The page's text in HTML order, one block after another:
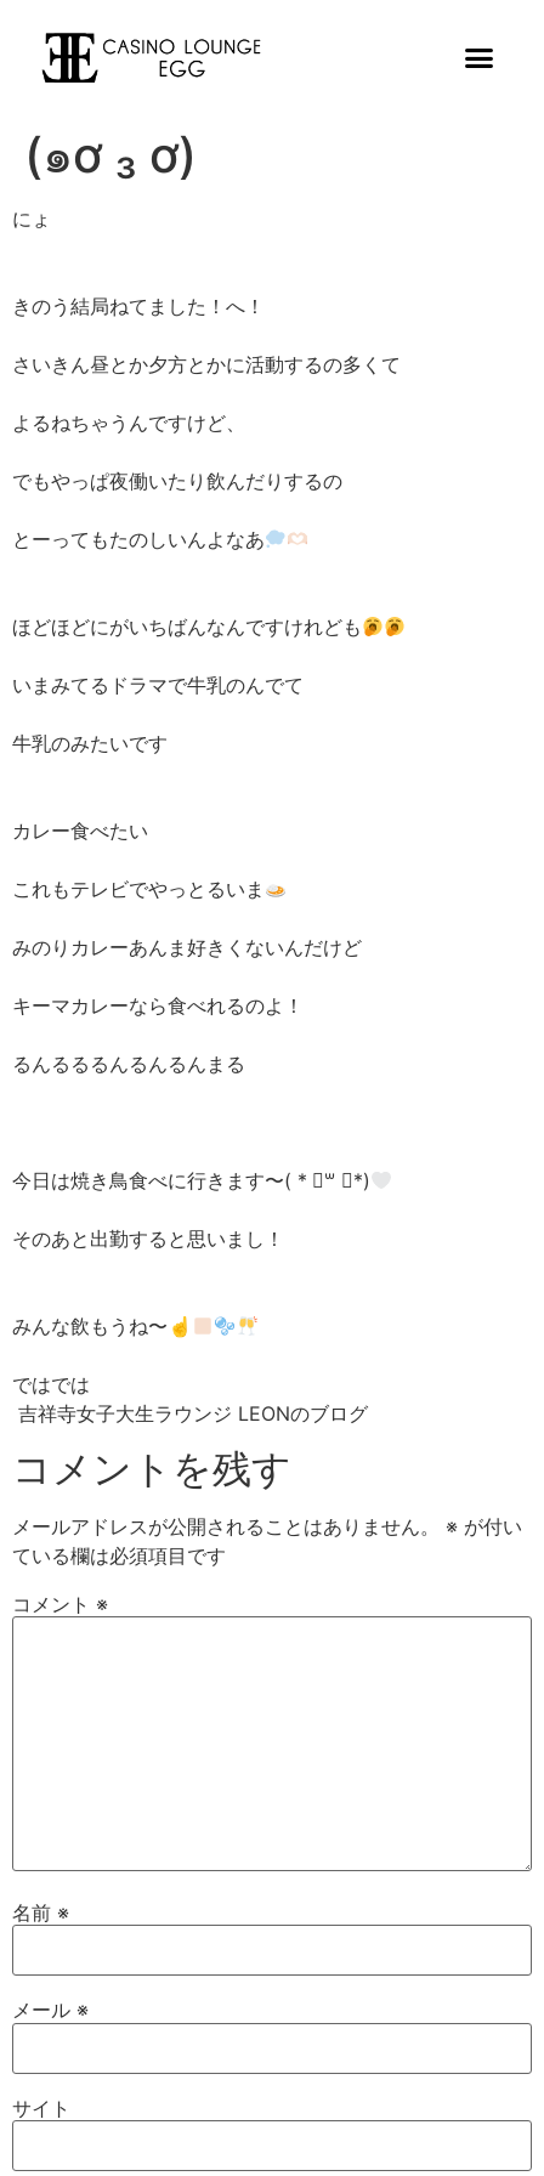
(๑ơ ₃ ơ)
にょ
きのう結局ねてました！へ！
さいきん昼とか夕方とかに活動するの多くて
よるねちゃうんですけど、
でもやっぱ夜働いたり飲んだりするの
とーってもたのしいんよなあ
ほどほどにがいちばんなんですけれども
いまみてるドラマで牛乳のんでて
牛乳のみたいです
カレー食べたい
これもテレビでやっとるいま
みのりカレーあんま好きくないんだけど
キーマカレーなら食べれるのよ！
るんるるるんるんるんまる
今日は焼き鳥食べに行きます〜( * ॑꒳ ॑*)
そのあと出勤すると思いまし！
みんな飲もうね〜☝
ではでは
吉祥寺女子大生ラウンジ LEONのブログ
コメントを残す
メールアドレスが公開されることはありません。 ※ が付い
ている欄は必須項目です
コメント ※
名前 ※
メール ※
サイト